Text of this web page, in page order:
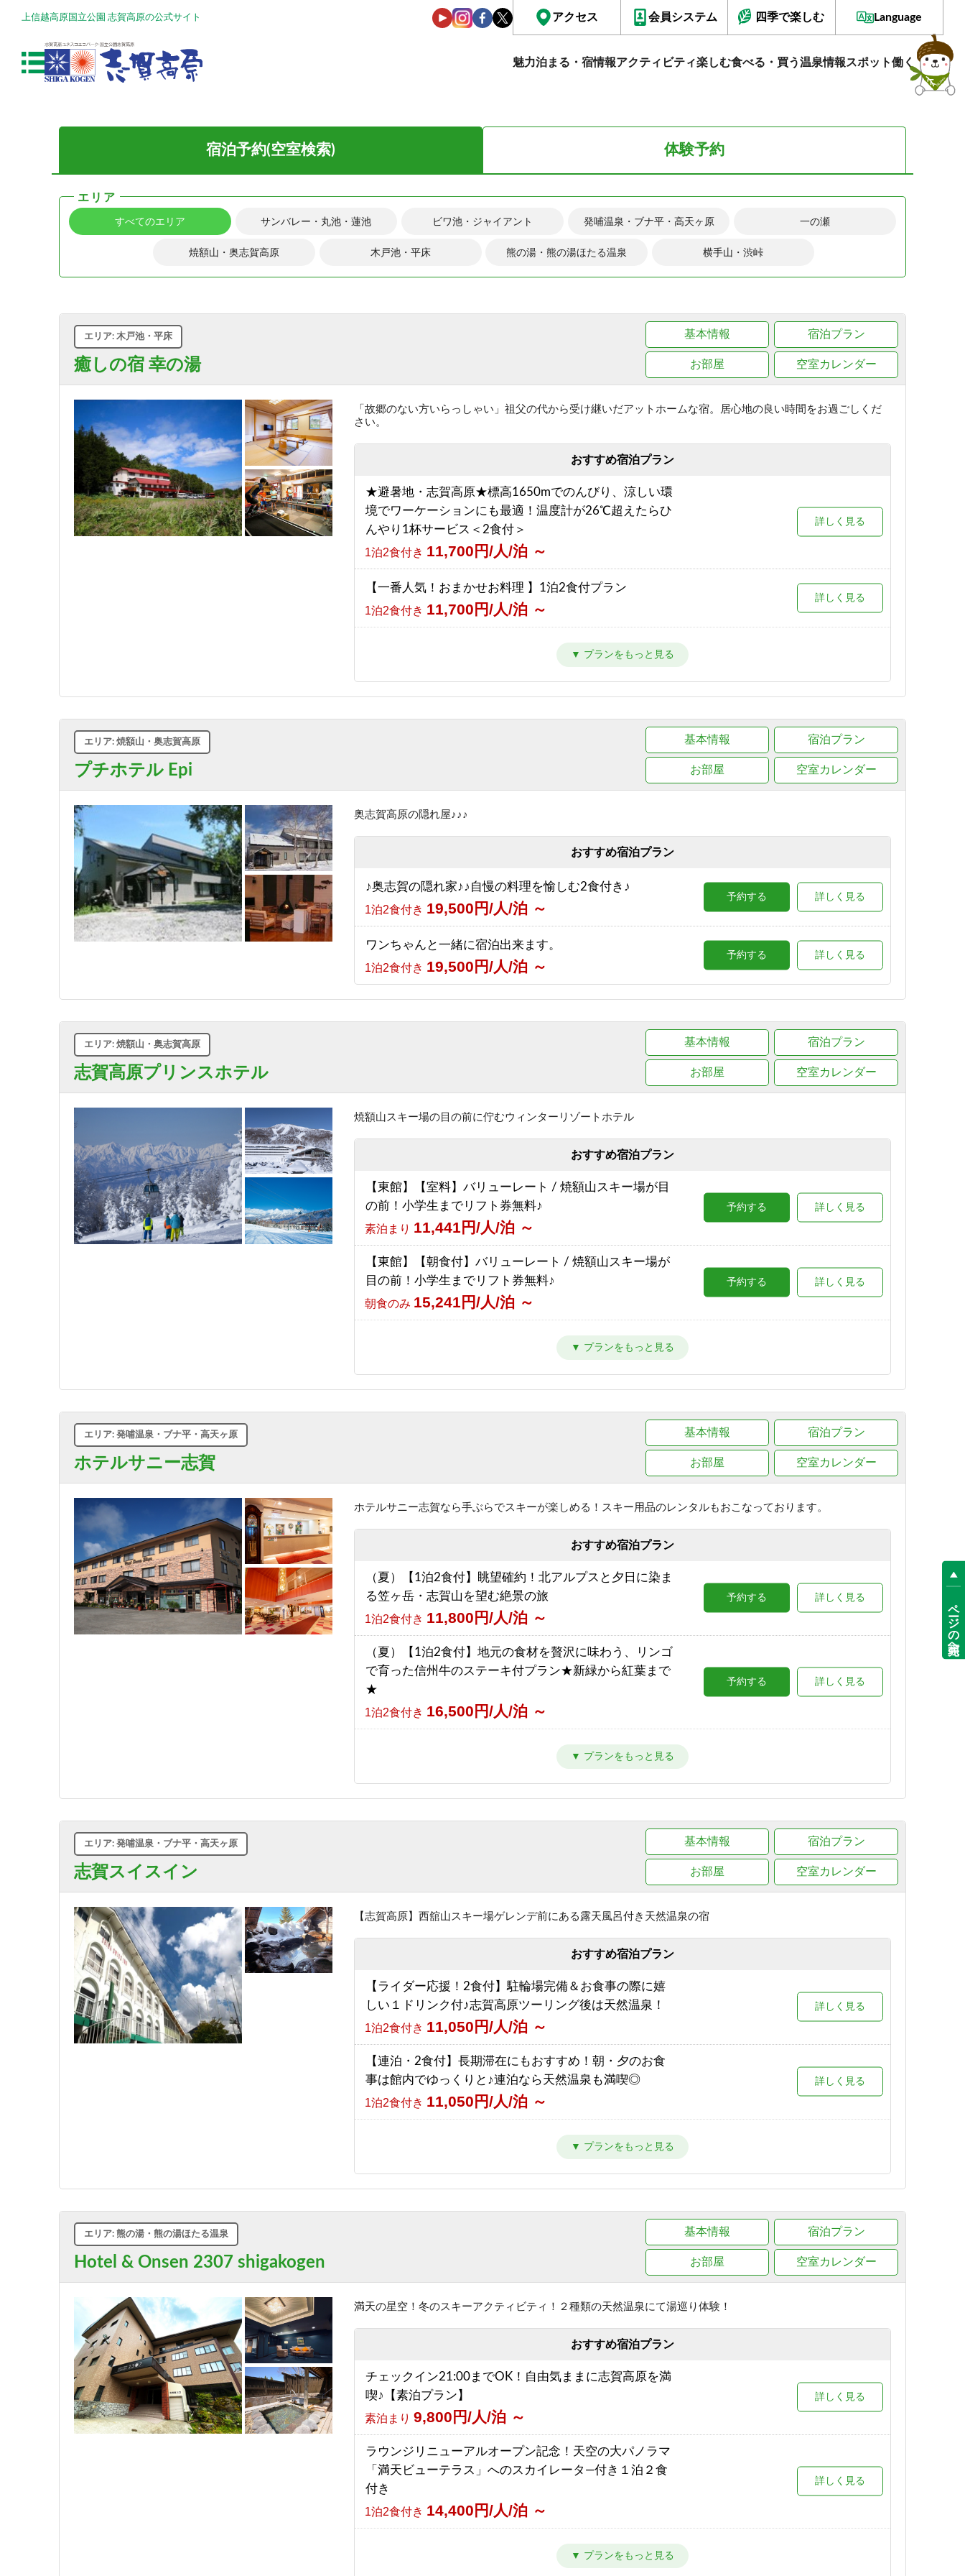
上信越高原国立公園 志賀高原の公式サイト アクセス 会員システム 四季で楽しむ Language
魅力泊まる・宿情報アクティビティ楽しむ食べる・買う温泉情報スポット働く
宿泊予約(空室検索) 体験予約
エリア
すべてのエリア サンバレー・丸池・蓮池 ビワ池・ジャイアント 発哺温泉・ブナ平・高天ヶ原 一の瀬
焼額山・奥志賀高原 木戸池・平床 熊の湯・熊の湯ほたる温泉 横手山・渋峠
癒しの宿 幸の湯
エリア: 木戸池・平床
「故郷のない方いらっしゃい」祖父の代から受け継いだアットホームな宿。居心地の良い時間をお過ごしくだ
さい。
基本情報 宿泊プラン
お部屋 空室カレンダー
おすすめ宿泊プラン
★避暑地・志賀高原★標高1650mでのんびり、涼しい環
境でワーケーションにも最適！温度計が26℃超えたらひ
んやり1杯サービス＜2食付＞
詳しく見る
1泊2食付き 11,700円/人/泊 ～
【一番人気！おまかせお料理 】1泊2食付プラン
詳しく見る
1泊2食付き 11,700円/人/泊 ～
詳しく見る
【1泊2食付き】大自然の中のサウナを満喫♪幸の湯のテ
ントサウナ90分＆オロポ1杯サービス！
詳しく見る
予約する
【グリーンシーズン限定】3泊以上のお得な連泊プラン
（1泊2食付き）
詳しく見る
予約する
【グリーンシーズン限定】3泊以上のお得な連泊プラン
（食事なし）
詳しく見る
予約する
詳しく見る
予約する
プチホテル Epi
エリア: 焼額山・奥志賀高原
奥志賀高原の隠れ屋♪♪♪
基本情報 宿泊プラン
お部屋 空室カレンダー
おすすめ宿泊プラン
♪奥志賀の隠れ家♪♪自慢の料理を愉しむ2食付き♪
詳しく見る
予約する
1泊2食付き 19,500円/人/泊 ～
ワンちゃんと一緒に宿泊出来ます。
詳しく見る
予約する
1泊2食付き 19,500円/人/泊 ～
志賀高原プリンスホテル
エリア: 焼額山・奥志賀高原
焼額山スキー場の目の前に佇むウィンターリゾートホテル
基本情報 宿泊プラン
お部屋 空室カレンダー
おすすめ宿泊プラン
【東館】【室料】バリューレート / 焼額山スキー場が目
の前！小学生までリフト券無料♪
詳しく見る
予約する
素泊まり 11,441円/人/泊 ～
【東館】【朝食付】バリューレート / 焼額山スキー場が
目の前！小学生までリフト券無料♪
詳しく見る
予約する
朝食のみ 15,241円/人/泊 ～
1泊2食付き24,941円/人/泊 ～
【東館】【室料】連泊プラン / 焼額山スキー場が目の
詳しく見る
予約する
【東館】【朝食付】連泊プラン / 焼額山スキー場が目の
前！小学生までリフト券無料♪
詳しく見る
予約する
朝食のみ13,811円/人/泊 ～
の前！小学生までリフト券無料♪
詳しく見る
予約する
1泊2食付き 23,511円/人/泊 ～
【南館】【室料】バリューレート / 焼額山スキー場が目
の前！小学生までリフト券無料♪
素泊まり7,763円/人/泊 ～
【南館】【朝食付】バリューレート/ 焼額山スキー場が
目の前！小学生までリフト券無料♪
詳しく見る
【南館】【夕朝食付】バリューレート/焼額山スキー場
17,763円/人/泊 ～
【南館】【室料】連泊プラン / 焼額山スキー場が目の
詳しく見る
【南館】【夕朝食付】連泊プラン / 焼額山スキー場が目
の前！小学生までリフト券無料♪
16,792円/人/泊 ～
【西館】【室料】バリューレート / 焼額山スキー場が目
の前！小学生までリフト券無料♪
8,166円/人/泊 ～
目の前！小学生までリフト券無料♪
詳しく見る
【西館】【室料】連泊プラン / 焼額山スキー場が目の
前！小学生までリフト券無料♪
詳しく見る
【西館】【朝食付】連泊プラン / 焼額山スキー場が目の
前！小学生までリフト券無料♪
詳しく見る
朝食のみ 10,445円/人/泊 ～
【西館】【夕朝食付】連泊プラン / 焼額山スキー場が目
の前！小学生までリフト券無料♪
詳しく見る
ホテルサニー志賀
エリア: 発哺温泉・ブナ平・高天ヶ原
ホテルサニー志賀なら手ぶらでスキーが楽しめる！スキー用品のレンタルもおこなっております。
基本情報 宿泊プラン
お部屋 空室カレンダー
おすすめ宿泊プラン
（夏）【1泊2食付】眺望確約！北アルプスと夕日に染ま
る笠ヶ岳・志賀山を望む絶景の旅
詳しく見る
予約する
1泊2食付き 11,800円/人/泊 ～
（夏）【1泊2食付】地元の食材を贅沢に味わう、リンゴ
で育った信州牛のステーキ付プラン★新緑から紅葉まで
★
詳しく見る
予約する
1泊2食付き 16,500円/人/泊 ～
トレッキングと温泉を楽しもう★新緑から紅葉まで★
1泊2食付き10,800円/人/泊 ～
（夏）【1泊夕食付】朝はゆっくり、自分時間。早朝出
詳しく見る
予約する
（夏）【素泊まり】星空の下でリフレッシュ！青葉が美
しい高原で過ごす気ままな休日
素泊まり9,000円/人/泊 ～
ラン！お食事はオプションで選択可能！
詳しく見る
素泊まり 8,500円/人/泊 ～
志賀スイスイン
エリア: 発哺温泉・ブナ平・高天ヶ原
【志賀高原】西舘山スキー場ゲレンデ前にある露天風呂付き天然温泉の宿
基本情報 宿泊プラン
お部屋 空室カレンダー
おすすめ宿泊プラン
【ライダー応援！2食付】駐輪場完備＆お食事の際に嬉
しい１ドリンク付♪志賀高原ツーリング後は天然温泉！
詳しく見る
1泊2食付き 11,050円/人/泊 ～
【連泊・2食付】長期滞在にもおすすめ！朝・夕のお食
事は館内でゆっくりと♪連泊なら天然温泉も満喫◎
詳しく見る
1泊2食付き 11,050円/人/泊 ～
ンダード2食！北アルプスを望む露天風呂付の温泉宿！
1泊2食付き12,050円/人/泊 ～
【夕食付】早朝に出発される方はこちら！北アルプスを
詳しく見る
【朝食付】ご到着が遅いご予約にもおすすめ！北アルプ
スを望む露天風呂付の温泉宿！
朝食のみ8,050円/人/泊 ～
ビスなしの割り切りプラン◎
詳しく見る
素泊まり4,000円/人/泊 ～
【2食付・連泊プラン】5泊以上のご宿泊で通常よりオト
ク！北アルプスを望む露天風呂付温泉宿
1泊2食付き10,000円/人/泊 ～
Hotel & Onsen 2307 shigakogen
エリア: 熊の湯・熊の湯ほたる温泉
満天の星空！冬のスキーアクティビティ！２種類の天然温泉にて湯巡り体験！
基本情報 宿泊プラン
お部屋 空室カレンダー
おすすめ宿泊プラン
チェックイン21:00までOK！自由気ままに志賀高原を満
喫♪【素泊プラン】
詳しく見る
素泊まり 9,800円/人/泊 ～
ラウンジリニューアルオープン記念！天空の大パノラマ
「満天ビューテラス」へのスカイレータ―付き１泊２食
付き
詳しく見る
1泊2食付き 14,400円/人/泊 ～
ページの先頭へ